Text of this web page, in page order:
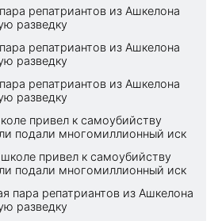
репатриантов из Ашкелона
разведку
репатриантов из Ашкелона
разведку
репатриантов из Ашкелона
разведку
привел к самоубийству
подали многомиллионный иск
привел к самоубийству
подали многомиллионный иск
пара репатриантов из Ашкелона
разведку